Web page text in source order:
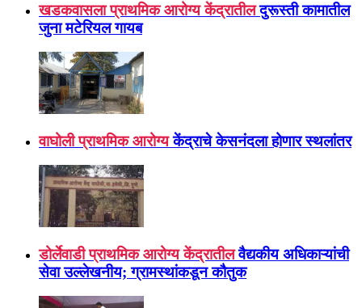
खडकवासला प्राथमिक आरोग्य केंद्रातील दुरूस्ती कामातील
जुना मटेरियल गायब
वाघोली प्राथमिक आरोग्य केंद्राचे केसनंदला होणार स्थलांतर
डोर्लेवाडी प्राथमिक आरोग्य केंद्रातील वैद्यकीय अधिकाऱ्यांची
सेवा उल्लेखनीय; ग्रामस्थांकडून कौतुक